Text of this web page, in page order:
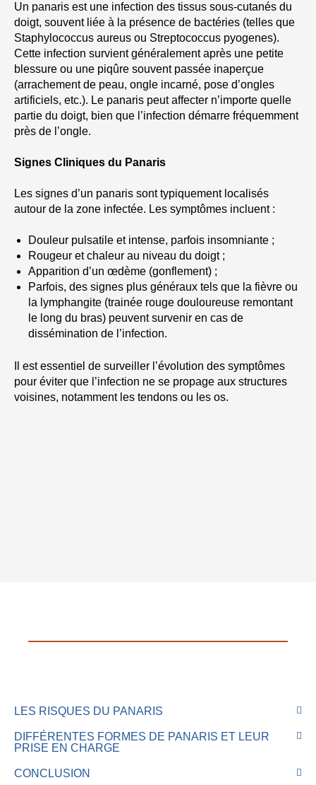
Un panaris est une infection des tissus sous-cutanés du
doigt, souvent liée à la présence de bactéries (telles que
Staphylococcus aureus ou Streptococcus pyogenes).
Cette infection survient généralement après une petite
blessure ou une piqûre souvent passée inaperçue
(arrachement de peau, ongle incarné, pose d’ongles
artificiels, etc.). Le panaris peut affecter n’importe quelle
partie du doigt, bien que l’infection démarre fréquemment
près de l’ongle.
Signes Cliniques du Panaris
Les signes d’un panaris sont typiquement localisés
autour de la zone infectée. Les symptômes incluent :
Douleur pulsatile et intense, parfois insomniante ;
Rougeur et chaleur au niveau du doigt ;
Apparition d’un œdème (gonflement) ;
Parfois, des signes plus généraux tels que la fièvre ou
la lymphangite (trainée rouge douloureuse remontant
le long du bras) peuvent survenir en cas de
dissémination de l’infection.
Il est essentiel de surveiller l’évolution des symptômes
pour éviter que l’infection ne se propage aux structures
voisines, notamment les tendons ou les os.
LES RISQUES DU PANARIS
DIFFÉRENTES FORMES DE PANARIS ET LEUR
PRISE EN CHARGE
CONCLUSION